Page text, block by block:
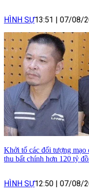
HÌNH SỰ13:51 07/08/
Khởi tố các đối tượng mạo
thu bất chính hơn 120 tỷ
HÌNH SỰ12:50 | 07/08/